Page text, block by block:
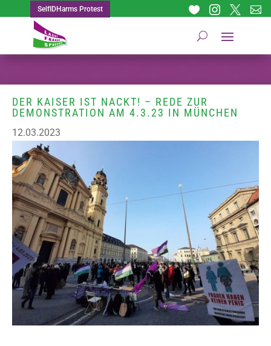
SelfIDHarms Protest 



DER KAISER IST NACKT! – REDE ZUR
DEMONSTRATION AM 4.3.23 IN MÜNCHEN
12.03.2023